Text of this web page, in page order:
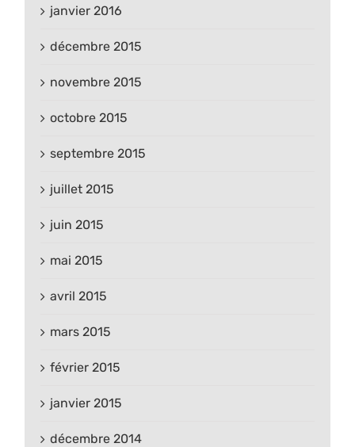
janvier 2016
décembre 2015
novembre 2015
octobre 2015
septembre 2015
juillet 2015
juin 2015
mai 2015
avril 2015
mars 2015
février 2015
janvier 2015
décembre 2014